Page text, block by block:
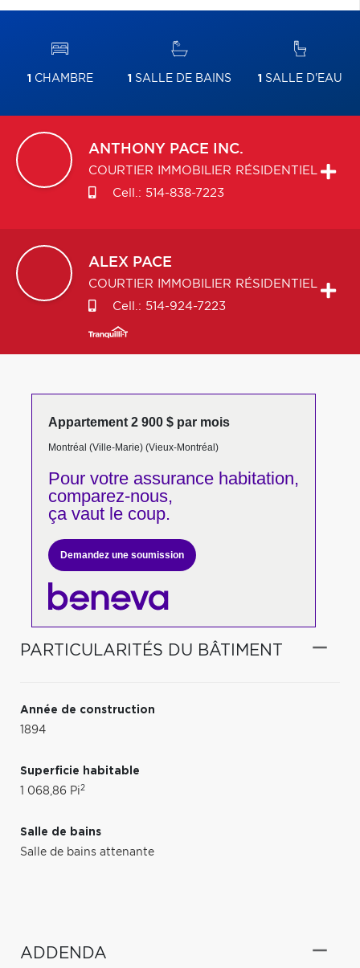
1 CHAMBRE 1 SALLE DE BAINS 1 SALLE D'EAU
ANTHONY PACE INC.
COURTIER IMMOBILIER RÉSIDENTIEL
Cell.: 514-838-7223
ALEX PACE
COURTIER IMMOBILIER RÉSIDENTIEL
Cell.: 514-924-7223
Appartement 2 900 $ par mois
Montréal (Ville-Marie) (Vieux-Montréal)
Pour votreassurance habitation,
comparez-nous,
ça vaut le coup.
Demandez une soumission
PARTICULARITÉS DU BÂTIMENT
Année de construction
1894
Superficie habitable
1 068,86 Pi2
Salle de bains
Salle de bains attenante
ADDENDA